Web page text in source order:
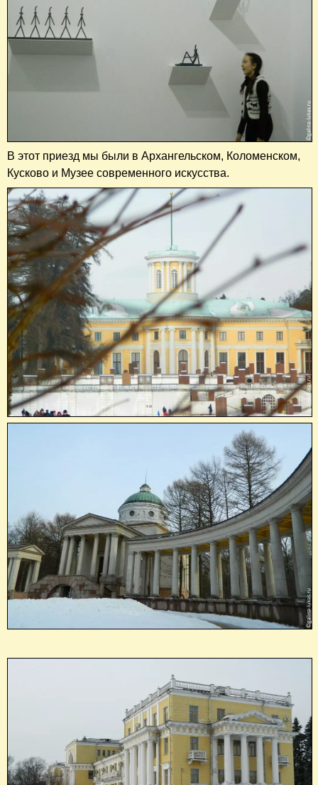
В этот приезд мы были в Архангельском, Коломенском,
Кусково и Музее современного искусства.